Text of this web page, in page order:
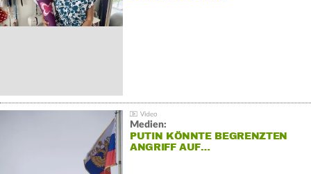
Medien:
PUTIN KÖNNTE BEGRENZTEN
ANGRIFF AUF…